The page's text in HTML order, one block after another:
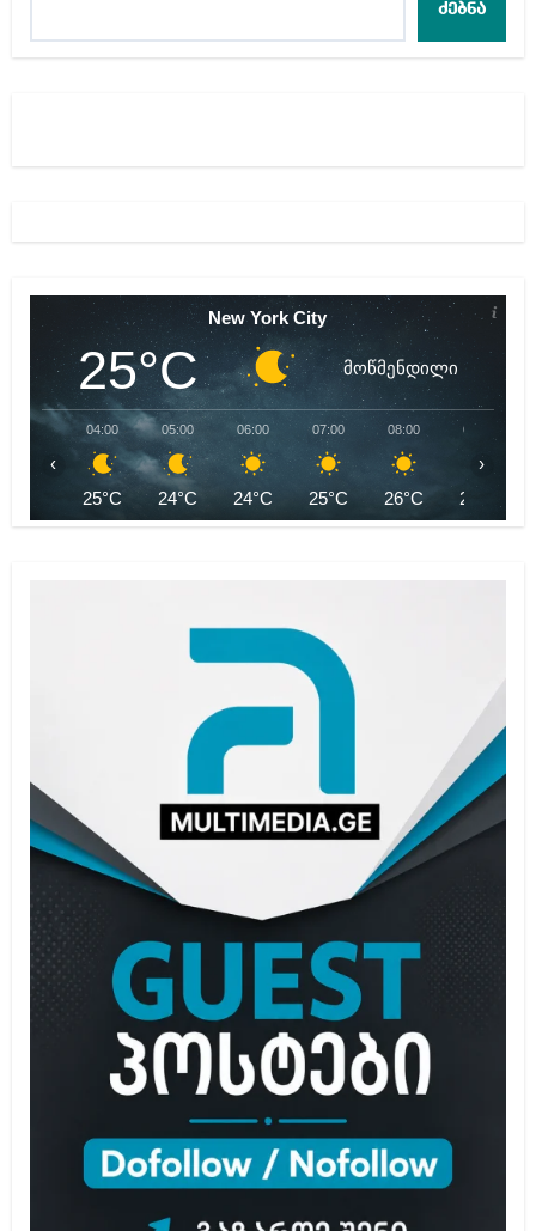
ძებნა
New York City
25°C მოწმენდილი
04:00
25°C
05:00
24°C
06:00
24°C
07:00
25°C
08:00
26°C
09:00
28°C
‹ ›